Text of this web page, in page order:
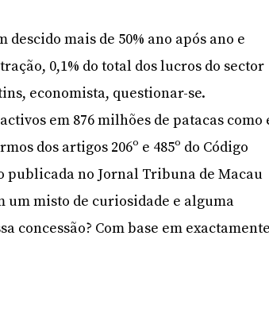
descido mais de 50% ano após ano e
0,1% do total dos lucros do sector
economista, questionar-se.
em 876 milhões de patacas como
dos artigos 206º e 485º do Código
publicada no Jornal Tribuna de Macau
um misto de curiosidade e alguma
concessão? Com base em